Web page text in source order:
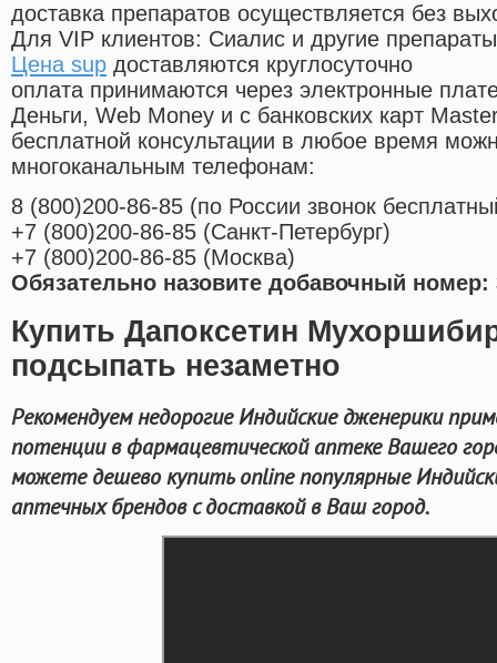
доставка препаратов осуществляется без
Для VIP клиентов: Сиалис и другие
Цена sup доставляются круглосуточно
оплата принимаются через электронные
Деньги, Web Money и с банковских карт
бесплатной консультации в любое время
многоканальным телефонам:
8 (800)200-86-85 (по России звонок
+7 (800)200-86-85 (Санкт-Петербург)
+7 (800)200-86-85 (Москва)
Обязательно назовите добавочный номер:
Купить Дапоксетин
подсыпать незаметно
Рекомендуем недорогие Индийские дженерики
потенции в фармацевтической аптеке Вашего
можете дешево купить online популярные
аптечных брендов с доставкой в Ваш город.